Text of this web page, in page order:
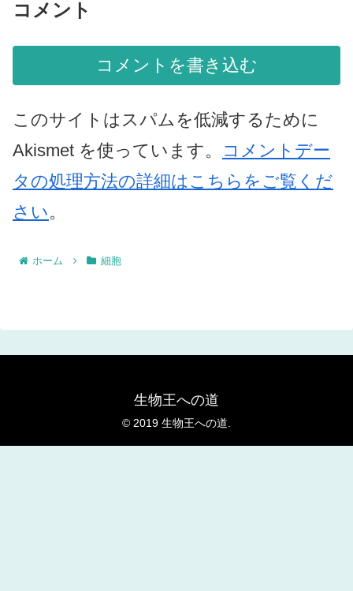
コメント
コメントを書き込む
このサイトはスパムを低減するために
Akismet を使っています。
コメントデー
タの処理方法の詳細はこちらをご覧くだ
さい。
ホーム 細胞
生物王への道
© 2019 生物王への道.